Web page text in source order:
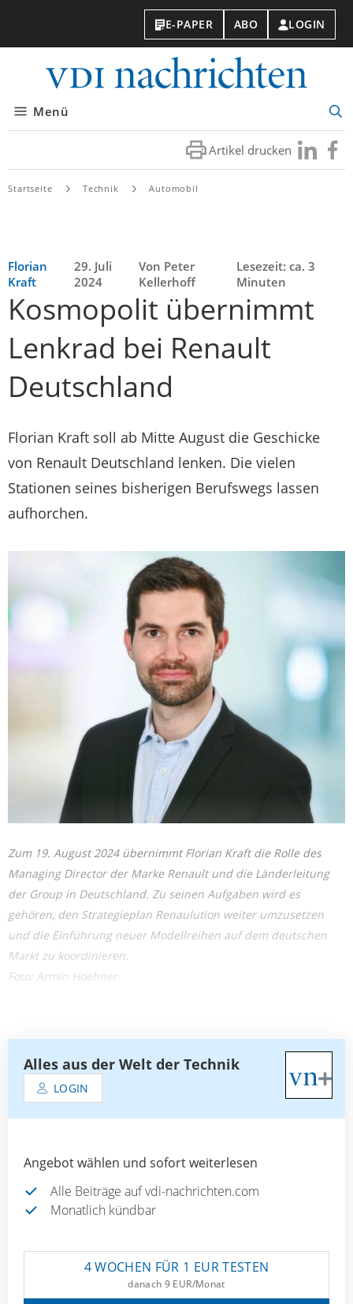
E-PAPER ABO LOGIN
Menü
Artikel drucken Besuchen
Sie
Sie
Startseite Technik Automobil
Florian
Kraft
29. Juli
2024
Von Peter
Kellerhoff
Lesezeit: ca. 3
Minuten
Kosmopolit übernimmt
Lenkrad bei Renault
Deutschland
Florian Kraft soll ab Mitte August die Geschicke
von Renault Deutschland lenken. Die vielen
Stationen seines bisherigen Berufswegs lassen
aufhorchen.
Zum 19. August 2024 übernimmt Florian Kraft die Rolle des
Managing Director der Marke Renault und die Länderleitung
der Group in Deutschland. Zu seinen Aufgaben wird es
gehören, den Strategieplan Renaulution weiter umzusetzen
und die Einführung neuer Modellreihen auf dem deutschen
Markt zu koordinieren.
Foto: Armin Hoehner
Alles aus der Welt der Technik
LOGIN
Angebot wählen und sofort weiterlesen
Alle Beiträge auf vdi-nachrichten.com
Monatlich kündbar
4 WOCHEN FÜR 1 EUR TESTEN
danach 9 EUR/Monat